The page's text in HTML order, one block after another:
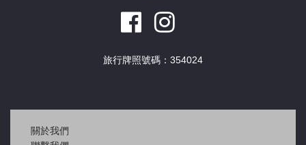
旅行牌照號碼：354024
關於我們